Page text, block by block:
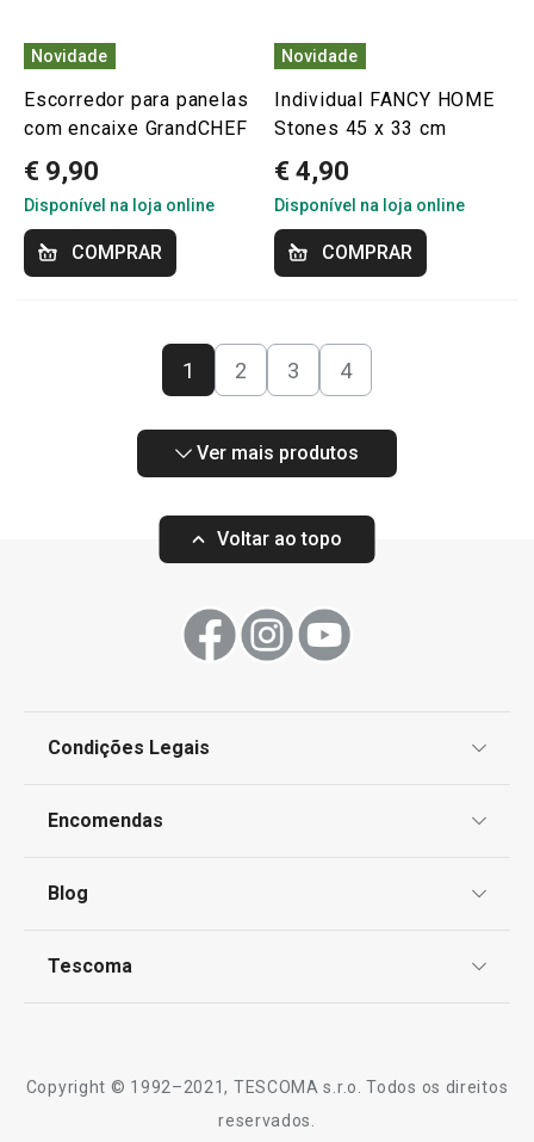
Novidade
Escorredor para panelas
com encaixe GrandCHEF
€ 9,90
Disponível na loja online
COMPRAR
Novidade
Individual FANCY HOME
Stones 45 x 33 cm
€ 4,90
Disponível na loja online
COMPRAR
1 2 3 4
Ver mais produtos
Voltar ao topo
Condições Legais
Livro de Reclamações
Encomendas
Perguntas Frequentes
Blog
Tescoma
Copyright © 1992–2021, TESCOMA s.r.o. Todos os direitos
reservados.